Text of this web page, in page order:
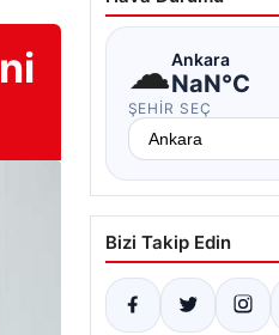
☁Ankara
NaN°C
ŞEHIR SEÇ
Bizi Takip Edin